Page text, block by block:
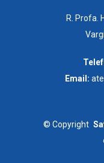
R. Profa.
Email:
© Copyright